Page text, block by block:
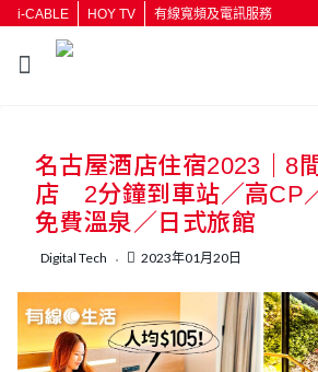
i-CABLE HOY TV 有線寬頻及電訊服務
按輸入鍵開始搜尋
名古屋酒店住宿2023｜8
店 2分鐘到車站／高CP
免費溫泉／日式旅館
Digital Tech 2023年01月20日